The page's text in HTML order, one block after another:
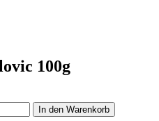
100g
In den Warenkorb